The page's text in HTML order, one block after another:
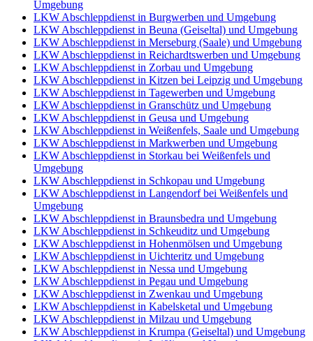
Umgebung
LKW Abschleppdienst in Burgwerben und Umgebung
LKW Abschleppdienst in Beuna (Geiseltal) und Umgebung
LKW Abschleppdienst in Merseburg (Saale) und Umgebung
LKW Abschleppdienst in Reichardtswerben und Umgebung
LKW Abschleppdienst in Zorbau und Umgebung
LKW Abschleppdienst in Kitzen bei Leipzig und Umgebung
LKW Abschleppdienst in Tagewerben und Umgebung
LKW Abschleppdienst in Granschütz und Umgebung
LKW Abschleppdienst in Geusa und Umgebung
LKW Abschleppdienst in Weißenfels, Saale und Umgebung
LKW Abschleppdienst in Markwerben und Umgebung
LKW Abschleppdienst in Storkau bei Weißenfels und
Umgebung
LKW Abschleppdienst in Schkopau und Umgebung
LKW Abschleppdienst in Langendorf bei Weißenfels und
Umgebung
LKW Abschleppdienst in Braunsbedra und Umgebung
LKW Abschleppdienst in Schkeuditz und Umgebung
LKW Abschleppdienst in Hohenmölsen und Umgebung
LKW Abschleppdienst in Uichteritz und Umgebung
LKW Abschleppdienst in Nessa und Umgebung
LKW Abschleppdienst in Pegau und Umgebung
LKW Abschleppdienst in Zwenkau und Umgebung
LKW Abschleppdienst in Kabelsketal und Umgebung
LKW Abschleppdienst in Milzau und Umgebung
LKW Abschleppdienst in Krumpa (Geiseltal) und Umgebung